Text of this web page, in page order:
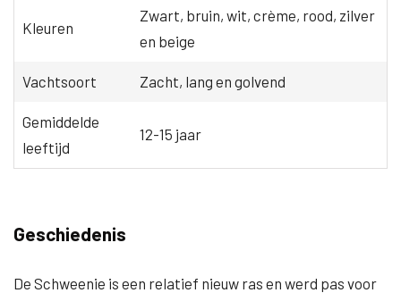
Kleuren
Zwart, bruin, wit, crème, rood, zilver
en beige
Vachtsoort Zacht, lang en golvend
Gemiddelde
leeftijd
12-15 jaar
Geschiedenis
De Schweenie is een relatief nieuw ras en werd pas voor